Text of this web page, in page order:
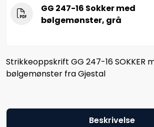
GG 247-16 Sokker med
bølgemønster, grå
Strikkeoppskrift GG 247-16 SOKKER
bølgemønster fra Gjestal
Beskrivelse